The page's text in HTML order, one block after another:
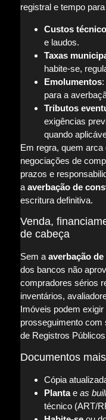
registral e tempo
Custos
e laudos.
Taxas
habite-se,
Emolumentos:
para a
Tributos
exigências
quando
Em regra, quem arca
negociações de
prazos e
a averbação de
escritura definitiva.
Venda,
de cabeça
Sem a averbação
dos bancos não
compradores sérios
inventários,
Imóveis podem
prosseguimento com
de Registros
Documentos
Cópia
Plantae as
técnico (ART/